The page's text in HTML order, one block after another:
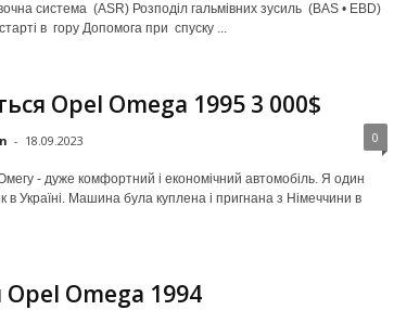
система (ASR) Розподіл гальмівних зусиль (BAS • EBD)
в гору Допомога при спуску ...
Opel Omega 1995 3 000$
- 18.09.2023 0
- дуже комфортний і економічний автомобіль. Я один
в Україні. Машина була куплена і пригнана з Німеччини в
Omega 1994